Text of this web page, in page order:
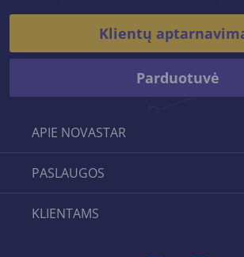
APIE NOVASTAR
PASLAUGOS
KLIENTAMS
Klientų
Parduotuvė